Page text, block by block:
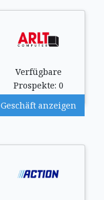
Verfügbare
Prospekte: 0
Geschäft anzeigen